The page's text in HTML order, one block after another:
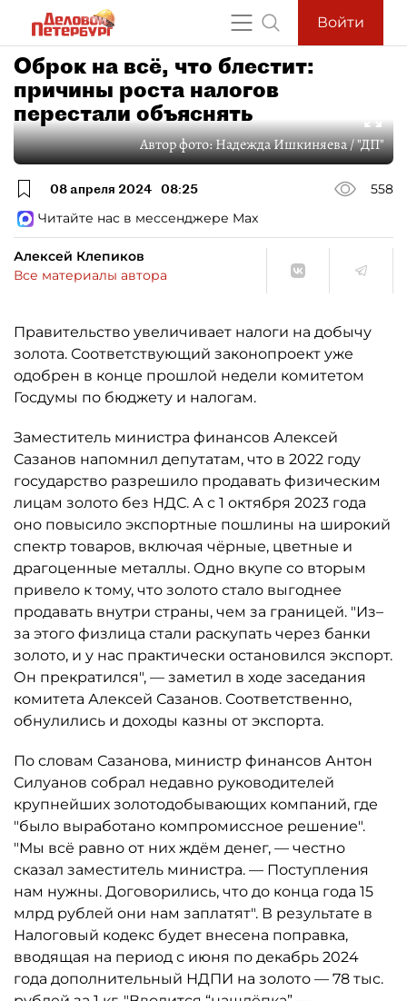
Войти
Оброк на всё, что блестит:
причины роста налогов
перестали объяснять
Автор фото:Надежда Ишкиняева / "ДП"
08 апреля 2024 08:25
558
Читайте нас в мессенджере Max
Алексей Клепиков
Все материалы автора
Правительство увеличивает налоги на добычу
золота. Соответствующий законопроект уже
одобрен в конце прошлой недели комитетом
Госдумы по бюджету и налогам.
Заместитель министра финансов Алексей
Сазанов напомнил депутатам, что в 2022 году
государство разрешило продавать физическим
лицам золото без НДС. А с 1 октября 2023 года
оно повысило экспортные пошлины на широкий
спектр товаров, включая чёрные, цветные и
драгоценные металлы. Одно вкупе со вторым
привело к тому, что золото стало выгоднее
продавать внутри страны, чем за границей. "Из–
за этого физлица стали раскупать через банки
золото, и у нас практически остановился экспорт.
Он прекратился", — заметил в ходе заседания
комитета Алексей Сазанов. Соответственно,
обнулились и доходы казны от экспорта.
По словам Сазанова, министр финансов Антон
Силуанов собрал недавно руководителей
крупнейших золотодобывающих компаний, где
"было выработано компромиссное решение".
"Мы всё равно от них ждём денег, — честно
сказал заместитель министра. — Поступления
нам нужны. Договорились, что до конца года 15
млрд рублей они нам заплатят". В результате в
Налоговый кодекс будет внесена поправка,
вводящая на период с июня по декабрь 2024
года дополнительный НДПИ на золото — 78 тыс.